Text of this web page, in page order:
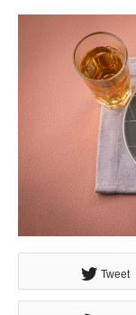
Tweet